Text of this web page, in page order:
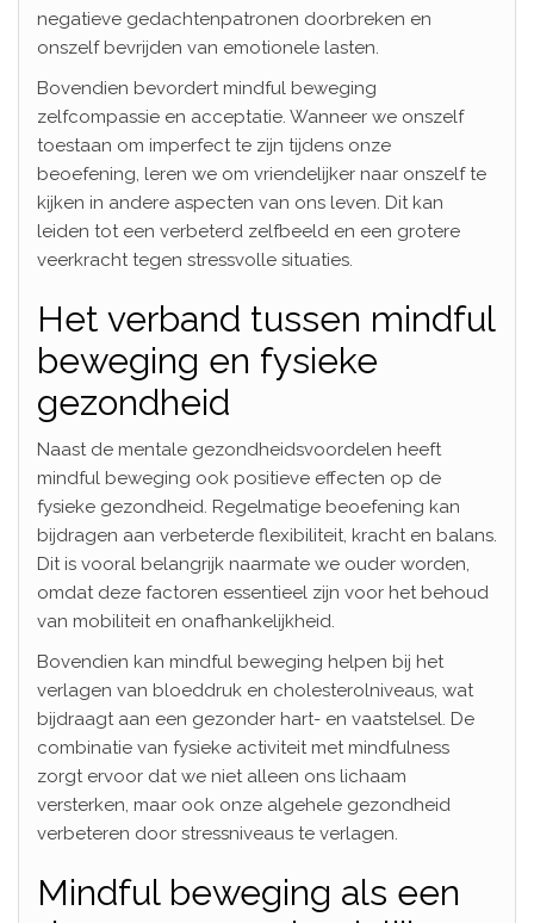
negatieve gedachtenpatronen doorbreken en
onszelf bevrijden van emotionele lasten.
Bovendien bevordert mindful beweging
zelfcompassie en acceptatie. Wanneer we onszelf
toestaan om imperfect te zijn tijdens onze
beoefening, leren we om vriendelijker naar onszelf te
kijken in andere aspecten van ons leven. Dit kan
leiden tot een verbeterd zelfbeeld en een grotere
veerkracht tegen stressvolle situaties.
Het verband tussen mindful
beweging en fysieke
gezondheid
Naast de mentale gezondheidsvoordelen heeft
mindful beweging ook positieve effecten op de
fysieke gezondheid. Regelmatige beoefening kan
bijdragen aan verbeterde flexibiliteit, kracht en balans.
Dit is vooral belangrijk naarmate we ouder worden,
omdat deze factoren essentieel zijn voor het behoud
van mobiliteit en onafhankelijkheid.
Bovendien kan mindful beweging helpen bij het
verlagen van bloeddruk en cholesterolniveaus, wat
bijdraagt aan een gezonder hart- en vaatstelsel. De
combinatie van fysieke activiteit met mindfulness
zorgt ervoor dat we niet alleen ons lichaam
versterken, maar ook onze algehele gezondheid
verbeteren door stressniveaus te verlagen.
Mindful beweging als een